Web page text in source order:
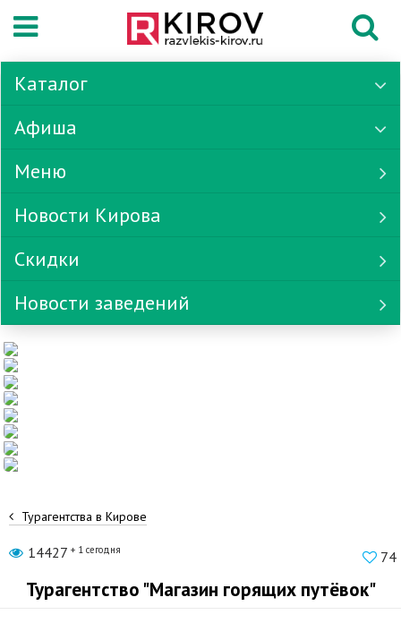
Каталог
Афиша
Меню
Новости Кирова
Скидки
Новости заведений
Турагентства в Кирове
14427 + 1 сегодня 74
Турагентство "Магазин горящих путёвок"